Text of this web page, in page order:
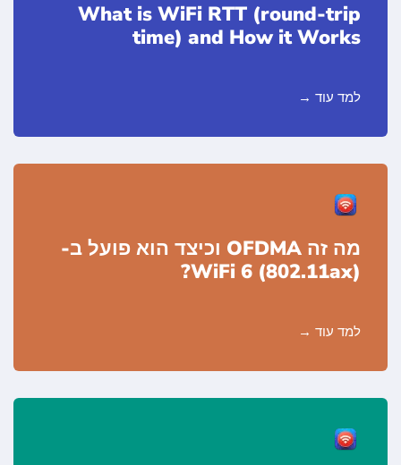
What is WiFi RTT (round-trip
time) and How it Works
למד עוד
מה זה OFDMA וכיצד הוא פועל ב-
WiFi 6 (802.11ax)?
למד עוד